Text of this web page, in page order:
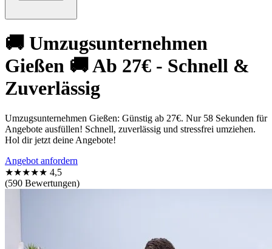
🚚 Umzugsunternehmen
Gießen 🚚 Ab 27€ - Schnell &
Zuverlässig‎
Umzugsunternehmen Gießen: Günstig ab 27€. Nur 58 Sekunden für
Angebote ausfüllen! Schnell, zuverlässig und stressfrei umziehen.
Hol dir jetzt deine Angebote!
Angebot anfordern
★★★★★ 4,5
(590 Bewertungen)